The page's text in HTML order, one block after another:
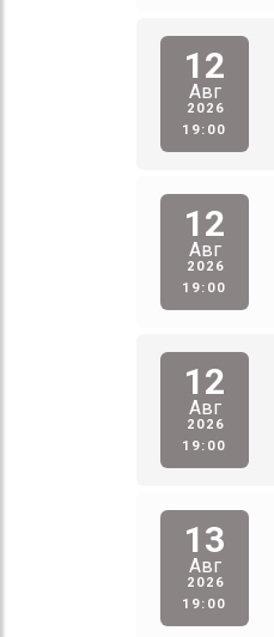
12
Авг
2026
19:00
12
Авг
2026
19:00
12
Авг
2026
19:00
13
Авг
2026
19:00